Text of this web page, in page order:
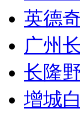
英德
广州
长隆
增城